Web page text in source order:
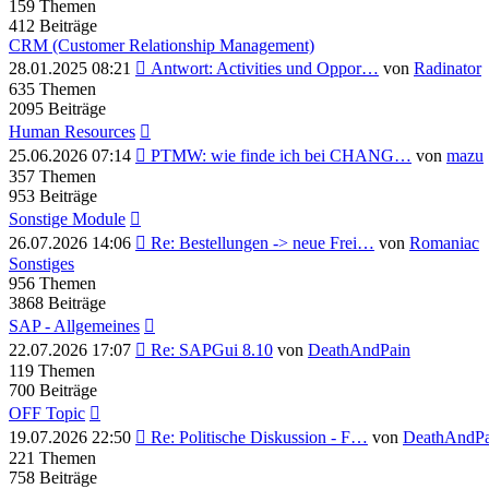
159 Themen
412 Beiträge
CRM (Customer Relationship Management)
28.01.2025 08:21
Neuester
Antwort: Activities und Oppor… von Radinator
635 Themen
2095 Beiträge
Human Resources
25.06.2026 07:14
Neuester
PTMW: wie finde ich bei CHANG… von mazu
357 Themen
953 Beiträge
Sonstige Module
26.07.2026 14:06
Neuester
Re: Bestellungen -> neue Frei… von Romaniac
Sonstiges
956 Themen
3868 Beiträge
SAP - Allgemeines
22.07.2026 17:07
Neuester
Re: SAPGui 8.10 von DeathAndPain
119 Themen
700 Beiträge
OFF Topic
19.07.2026 22:50
Neuester
Re: Politische Diskussion - F… von
221 Themen
758 Beiträge